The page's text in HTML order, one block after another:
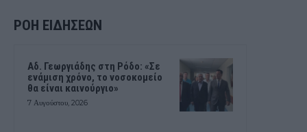
ΡΟΗ ΕΙΔΗΣΕΩΝ
Αδ. Γεωργιάδης στη Ρόδο: «Σε
ενάμιση χρόνο, το νοσοκομείο
θα είναι καινούργιο»
7 Αυγούστου, 2026